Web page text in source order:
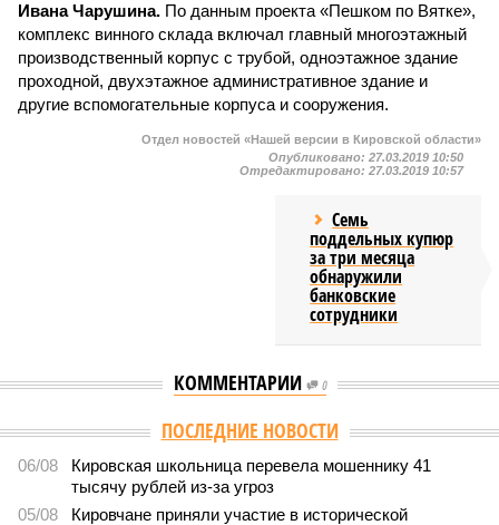
Ивана Чарушина. По данным проекта «Пешком по Вятке»,
комплекс винного склада включал главный многоэтажный
производственный корпус с трубой, одноэтажное здание
проходной, двухэтажное административное здание и
другие вспомогательные корпуса и сооружения.
Отдел новостей «Нашей версии в Кировской области»
Опубликовано: 27.03.2019 10:50
Отредактировано: 27.03.2019 10:57
Семь
поддельных купюр
за три месяца
обнаружили
банковские
сотрудники
КОММЕНТАРИИ 0
Версия //Общество //
Килограмм свиного шашлыка в Кировской области
Что выберем?